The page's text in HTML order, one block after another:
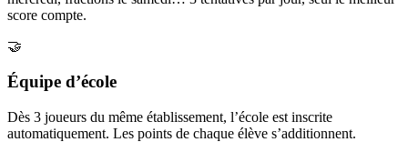
score compte.
🤝
Équipe d’école
Dès 3 joueurs du même établissement, l’école est inscrite
automatiquement. Les points de chaque élève s’additionnent.